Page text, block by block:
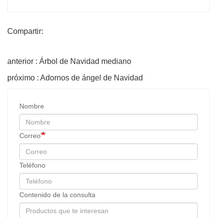
Compartir:
anterior : Árbol de Navidad mediano
próximo : Adornos de ángel de Navidad
Nombre
Correo
Teléfono
Contenido de la consulta